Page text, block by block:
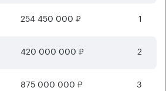
254 450 000 ₽ 1
420 000 000 ₽ 2
875 000 000 ₽ 3